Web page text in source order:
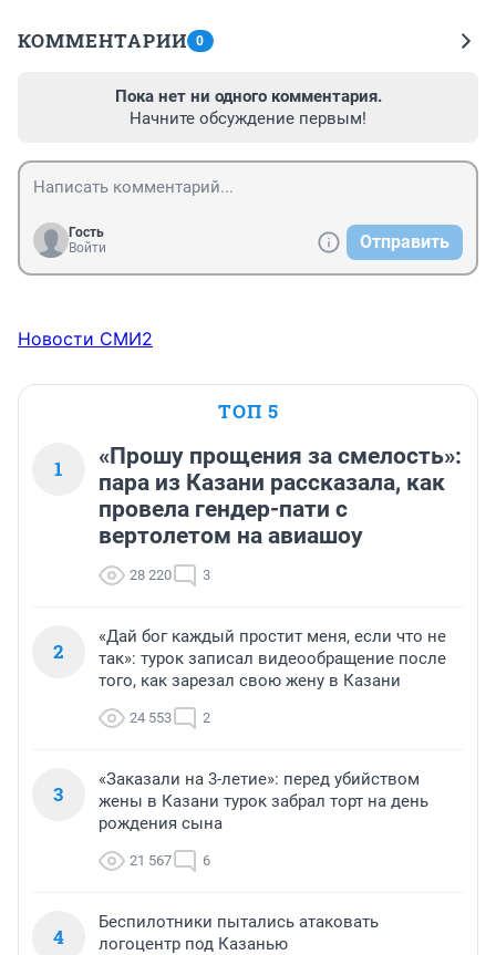
КОММЕНТАРИИ 0
Пока нет ни одного комментария.
Начните обсуждение первым!
Гость
Войти
Отправить
Новости СМИ2
ТОП 5
1
«Прошу прощения за смелость»:
пара из Казани рассказала, как
провела гендер-пати с
вертолетом на авиашоу
28 220 3
2
«Дай бог каждый простит меня, если что не
так»: турок записал видеообращение после
того, как зарезал свою жену в Казани
24 553 2
3
«Заказали на 3-летие»: перед убийством
жены в Казани турок забрал торт на день
рождения сына
21 567 6
4
Беспилотники пытались атаковать
логоцентр под Казанью